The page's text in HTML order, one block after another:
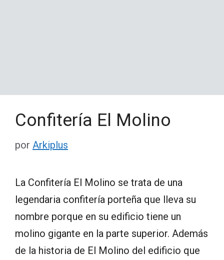
Confitería El Molino
por Arkiplus
La Confitería El Molino se trata de una
legendaria confitería porteña que lleva su
nombre porque en su edificio tiene un
molino gigante en la parte superior. Además
de la historia de El Molino del edificio que